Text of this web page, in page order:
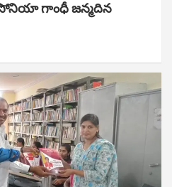
సోనియా గాంధీ జ‌న్మ‌దిన